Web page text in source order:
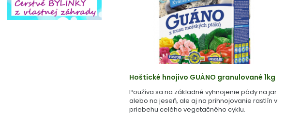
Hoštické hnojivo GUÁNO granulované 1kg
Používa sa na základné vyhnojenie pôdy na jar
alebo na jeseň, ale aj na prihnojovanie rastlín v
priebehu celého vegetačného cyklu.